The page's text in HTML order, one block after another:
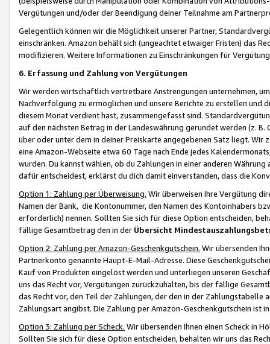
Vergütungen und/oder der Beendigung deiner Teilnahme am
Gelegentlich können wir die Möglichkeit unserer Partner,
einschränken. Amazon behält sich (ungeachtet etwaiger Fristen) das
modifizieren. Weitere Informationen zu Einschränkungen für
6. Erfassung und Zahlung von Vergütungen
Wir werden wirtschaftlich vertretbare Anstrengungen unternehmen,
Nachverfolgung zu ermöglichen und unsere Berichte zu erstellen und
diesem Monat verdient hast, zusammengefasst sind.
auf den nächsten Betrag in der Landeswährung gerundet werden (z.
über oder unter dem in deiner Preiskarte angegebenen Satz liegt.
eine Amazon-Webseite etwa 60 Tage nach Ende jedes
wurden. Du kannst wählen, ob du Zahlungen in einer anderen
dafür entscheidest, erklärst du dich damit einverstanden, dass die
Option 1: Zahlung per Überweisung. Wir überweisen Ihre Vergütung
Namen der Bank, die Kontonummer, den Namen des Kontoinhabers
erforderlich) nennen. Sollten Sie sich für diese Option entscheiden,
fällige Gesamtbetrag den in der Übersicht
Option 2: Zahlung per Amazon-Geschenkgutschein. Wir übersenden
Partnerkonto genannte Haupt-E-Mail-Adresse. Diese
Kauf von Produkten eingelöst werden und unterliegen unseren
uns das Recht vor, Vergütungen zurückzuhalten, bis der fällige
das Recht vor, den Teil der Zahlungen, der den in der
Zahlungsart angibst. Die Zahlung per Amazon-Geschenkgutschein ist
Option 3: Zahlung per Scheck. Wir übersenden Ihnen einen Scheck in
Sollten Sie sich für diese Option entscheiden, behalten wir uns das